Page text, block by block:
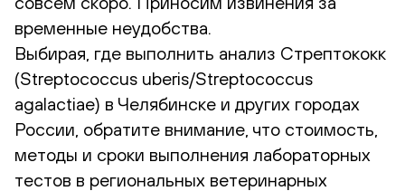
временные неудобства.
Выбирая, где выполнить анализ Стрептококк
(Streptococcus uberis/Streptococcus
agalactiae) в Челябинске и других городах
России, обратите внимание, что стоимость,
методы и сроки выполнения лабораторных
тестов в региональных ветеринарных